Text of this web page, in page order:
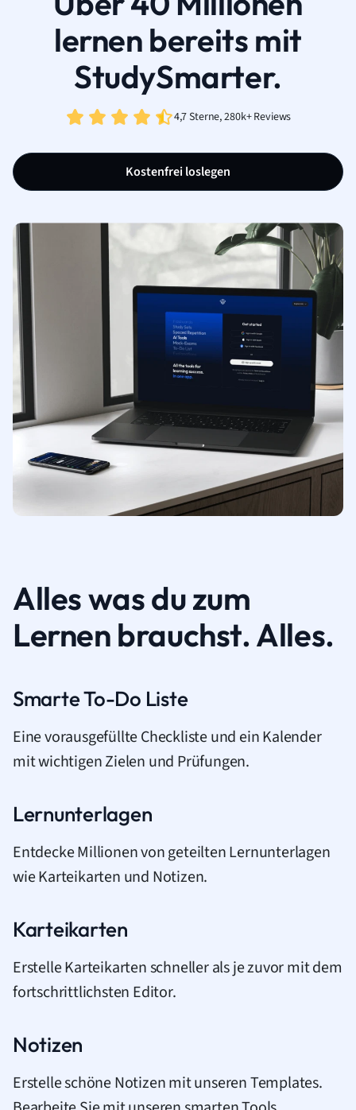
lernen bereits mit
StudySmarter.
4,7 Sterne, 280k+ Reviews
Kostenfrei loslegen
Alles was du zum
Lernen brauchst. Alles.
Smarte To-Do Liste
Eine vorausgefüllte Checkliste und ein Kalender
mit wichtigen Zielen und Prüfungen.
Lernunterlagen
Entdecke Millionen von geteilten Lernunterlagen
wie Karteikarten und Notizen.
Karteikarten
Erstelle Karteikarten schneller als je zuvor mit dem
fortschrittlichsten Editor.
Notizen
Erstelle schöne Notizen mit unseren Templates.